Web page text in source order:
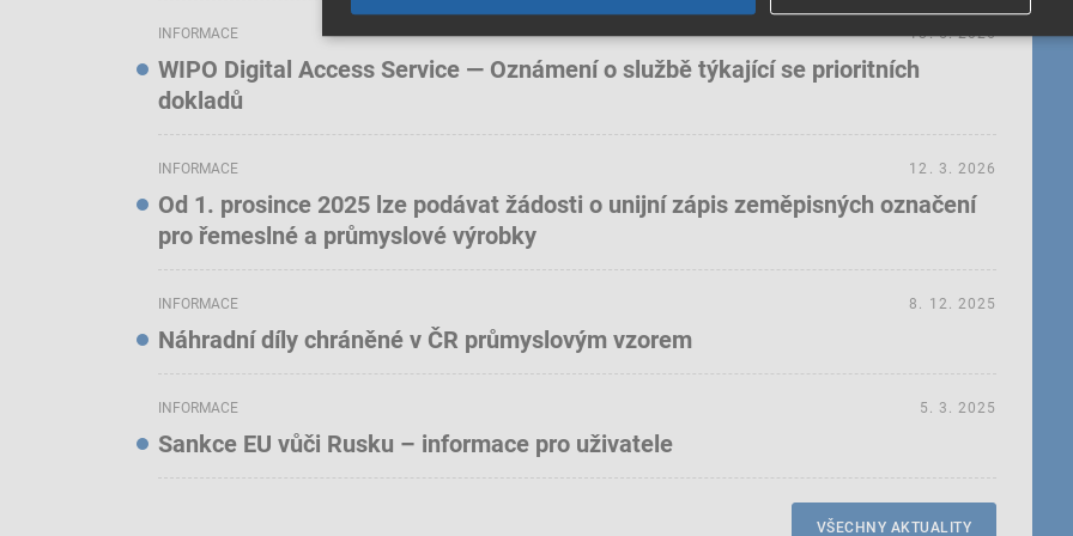
INFORMACE
WIPO Digital Access Service — Oznámení o službě týkající se prioritních
dokladů
18. 5. 2026
INFORMACE
Od 1. prosince 2025 lze podávat žádosti o unijní zápis zeměpisných označení
pro řemeslné a průmyslové výrobky
12. 3. 2026
INFORMACE
Náhradní díly chráněné v ČR průmyslovým vzorem
8. 12. 2025
INFORMACE
Sankce EU vůči Rusku – informace pro uživatele
5. 3. 2025
VŠECHNY AKTUALITY